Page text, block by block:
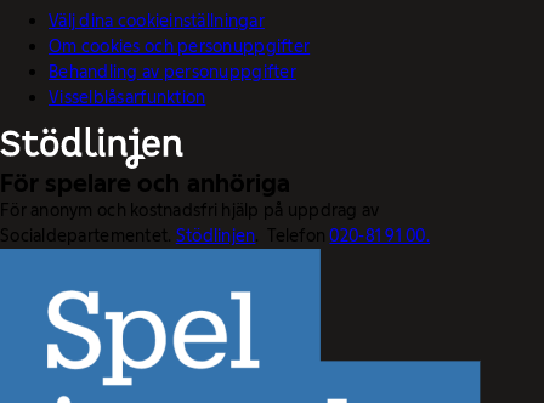
Välj dina cookieinställningar
Om cookies och personuppgifter
Behandling av personuppgifter
Visselblåsarfunktion
För spelare och anhöriga
För anonym och kostnadsfri hjälp på uppdrag av
Socialdepartementet. Stödlinjen. Telefon020-81 91 00.